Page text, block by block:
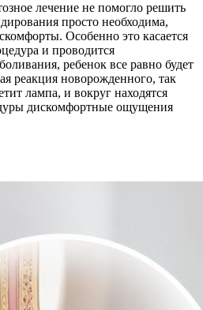
лечение не помогло решить
просто необходима,
Особенно это касается
и проводится
ребенок все равно будет
реакция новорожденного, так
лампа, и вокруг находятся
дискомфортные ощущения